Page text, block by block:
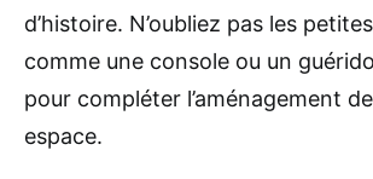
d’histoire. N’oubliez pas les
comme une console ou un
pour compléter l’aménagement
espace.